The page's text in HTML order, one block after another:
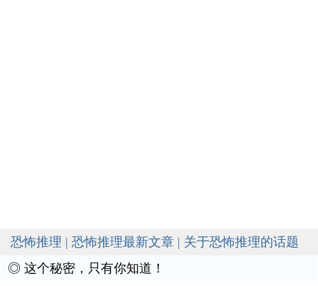
恐怖推理 | 恐怖推理最新文章 | 关于恐怖推理的话题
◎ 这个秘密，只有你知道！